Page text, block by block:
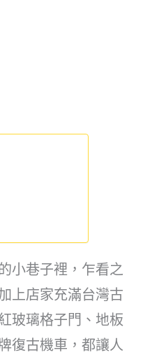
小巷子裡，乍看之
上店家充滿台灣古
玻璃格子門、地板
復古機車，都讓人